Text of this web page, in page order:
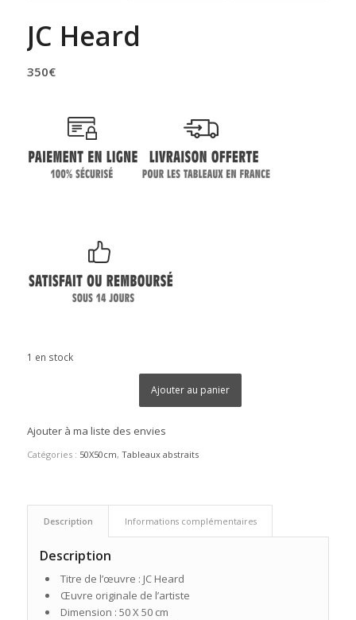
JC Heard
350€
1 en stock
Ajouter au panier
Ajouter à ma liste des envies
Catégories : 50X50cm, Tableaux abstraits
Description Informations complémentaires
Description
Titre de l’œuvre : JC Heard
Œuvre originale de l’artiste
Dimension : 50 X 50 cm